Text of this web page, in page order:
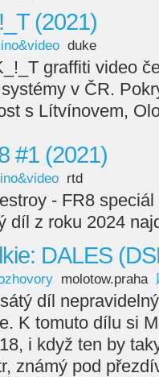
(2021)
duke
graffiti video
v ČR.
s Lítvínovem,
#1 (2021)
rtd
- FR8
díl z roku 2024
DALES
molotow.praha
díl
K tomuto dílu si
i když ten by
známý pod